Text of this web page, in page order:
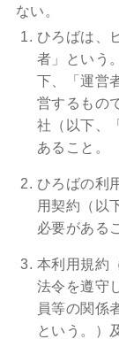
ない。
ひろばは、
者」という
下、「運営
営するもの
社（以下、
あること。
ひろばの利
用契約（以
必要がある
本利用規約
法令を遵守
員等の関係
という。）